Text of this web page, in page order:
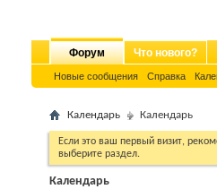
Форум
Новые сообщения Справка
Что нового?
Календарь Календарь
Если это ваш первый визит,
выберите раздел.
Календарь